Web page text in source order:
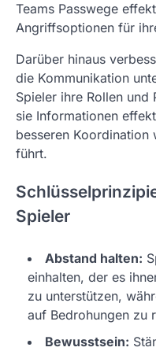
Teams Passwege
Angriffsoptionen für
Darüber hinaus
die Kommunikation
Spieler ihre Rollen und
sie Informationen
besseren Koordination
führt.
Spieler
Abstand halten:
einhalten, der es
zu unterstützen,
auf Bedrohungen zu
Bewusstsein: